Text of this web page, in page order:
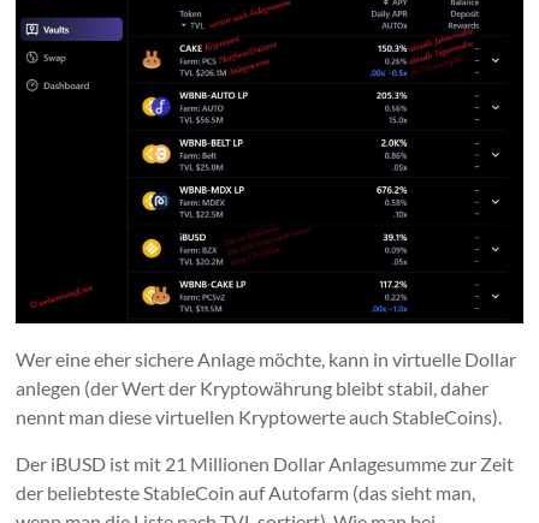
Wer eine eher sichere Anlage möchte, kann in virtuelle Dollar
anlegen (der Wert der Kryptowährung bleibt stabil, daher
nennt man diese virtuellen Kryptowerte auch StableCoins).
Der iBUSD ist mit 21 Millionen Dollar Anlagesumme zur Zeit
der beliebteste StableCoin auf Autofarm (das sieht man,